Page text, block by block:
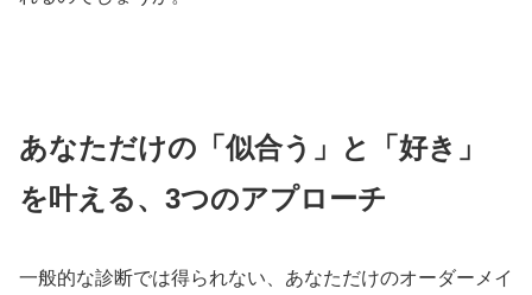
あなただけの「似合う」と「好き」
を叶える、3つのアプローチ
一般的な診断では得られない、あなただけのオーダーメイ